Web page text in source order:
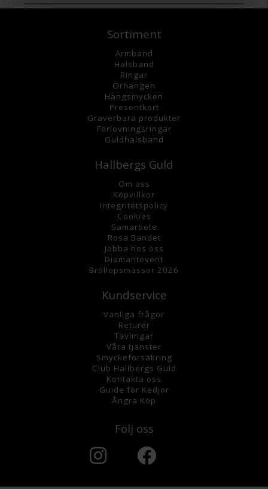
Sortiment
Armband
Halsband
Ringar
Örhängen
Hängsmycken
Presentkort
Graverbara produkter
Förlovningsringar
Guldhalsband
Hallbergs Guld
Om oss
Köpvillkor
Integritetspolicy
Cookies
Samarbete
Rosa Bandet
Jobba hos oss
Diamantevent
Bröllopsmässor 2026
Kundservice
Vanliga frågor
Returer
Tävlingar
Våra tjänster
Smyckeförsäkring
Club Hallbergs Guld
Kontakta oss
Guide för Kedjor
Ångra Köp
Följ oss